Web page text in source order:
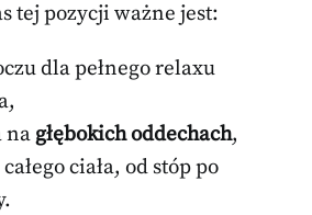
tej pozycji ważne jest:
dla pełnego relaxu
na głębokich oddechach,
ciała, od stóp po